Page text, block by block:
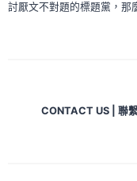
討厭文不對題的標題黨，那
CONTACT US | 聯